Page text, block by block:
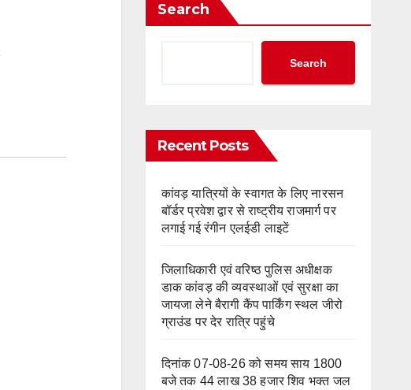
Search
Search
Recent Posts
कांवड़ यात्रियों के स्वागत के लिए नारसन
बॉर्डर प्रवेश द्वार से राष्ट्रीय राजमार्ग पर
लगाई गई रंगीन एलईडी लाइटें
जिलाधिकारी एवं वरिष्ठ पुलिस अधीक्षक
डाक कांवड़ की व्यवस्थाओं एवं सुरक्षा का
जायजा लेने बैरागी कैंप पार्किंग स्थल जीरो
ग्राउंड पर देर रात्रि पहुंचे
दिनांक 07-08-26 को समय साय 1800
बजे तक 44 लाख 38 हजार शिव भक्त जल